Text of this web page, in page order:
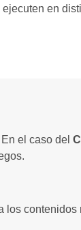
en
el caso del